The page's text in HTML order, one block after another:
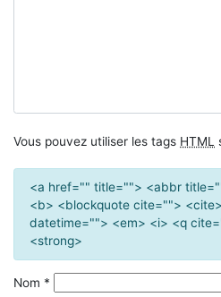
Vous pouvez utiliser les tags HTML
<a href="" title=""> <abbr
<b> <blockquote cite="">
datetime=""> <em> <i> <q
<strong>
Nom *